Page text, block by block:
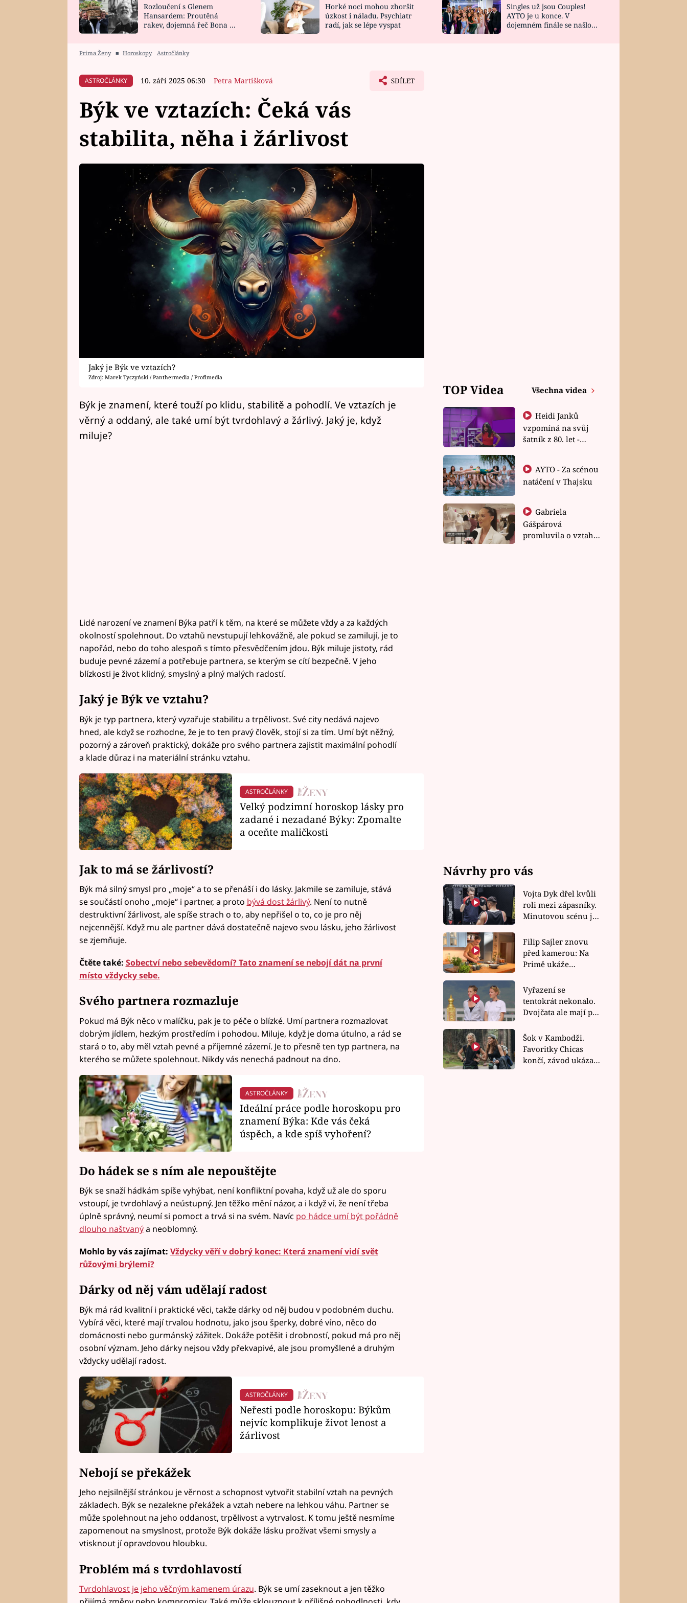
HOROSKOP NA
CELEBRITY
VAŘENÍ
NOVINKY
VIDEORECEPTY
ZAHRADA
DESIGN
Rozloučení s Glenem
Hansardem: Proutěná
rakev, dojemná řeč Bona a
Horké noci mohou zhoršit
úzkost i náladu. Psychiatr
radí, jak se lépe vyspat
Singles už jsou Couples!
AYTO je u konce. V
dojemném finále se našlo
Prima Ženy ■ Horoskopy Astročlánky
ASTROČLÁNKY 10. září 2025 06:30 Petra Martišková SDÍLET
Býk ve vztazích: Čeká vás
stabilita, něha i žárlivost
Jaký je Býk ve vztazích?
Zdroj: Marek Tyczyński / Panthermedia / Profimedia
Býk je znamení, které touží po klidu, stabilitě a pohodlí. Ve vztazích je
věrný a oddaný, ale také umí být tvrdohlavý a žárlivý. Jaký je, když
miluje?
Lidé narození ve znamení Býka patří k těm, na které se můžete vždy a za každých
okolností spolehnout. Do vztahů nevstupují lehkovážně, ale pokud se zamilují, je to
napořád, nebo do toho alespoň s tímto přesvědčením jdou. Býk miluje jistoty, rád
buduje pevné zázemí a potřebuje partnera, se kterým se cítí bezpečně. V jeho
blízkosti je život klidný, smyslný a plný malých radostí.
Jaký je Býk ve vztahu?
Býk je typ partnera, který vyzařuje stabilitu a trpělivost. Své city nedává najevo
hned, ale když se rozhodne, že je to ten pravý člověk, stojí si za tím. Umí být něžný,
pozorný a zároveň praktický, dokáže pro svého partnera zajistit maximální pohodlí
a klade důraz i na materiální stránku vztahu.
ASTROČLÁNKY
Velký podzimní horoskop lásky pro
zadané i nezadané Býky: Zpomalte
a oceňte maličkosti
Jak to má se žárlivostí?
Býk má silný smysl pro „moje“ a to se přenáší i do lásky. Jakmile se zamiluje, stává
se součástí onoho „moje“ i partner, a proto bývá dost žárlivý. Není to nutně
destruktivní žárlivost, ale spíše strach o to, aby nepřišel o to, co je pro něj
nejcennější. Když mu ale partner dává dostatečně najevo svou lásku, jeho žárlivost
se zjemňuje.
Čtěte také: Sobectví nebo sebevědomí? Tato znamení se nebojí dát na první
místo vždycky sebe.
Svého partnera rozmazluje
Pokud má Býk něco v malíčku, pak je to péče o blízké. Umí partnera rozmazlovat
dobrým jídlem, hezkým prostředím i pohodou. Miluje, když je doma útulno, a rád se
stará o to, aby měl vztah pevné a příjemné zázemí. Je to přesně ten typ partnera, na
kterého se můžete spolehnout. Nikdy vás nenechá padnout na dno.
ASTROČLÁNKY
Ideální práce podle horoskopu pro
znamení Býka: Kde vás čeká
úspěch, a kde spíš vyhoření?
Do hádek se s ním ale nepouštějte
Býk se snaží hádkám spíše vyhýbat, není konfliktní povaha, když už ale do sporu
vstoupí, je tvrdohlavý a neústupný. Jen těžko mění názor, a i když ví, že není třeba
úplně správný, neumí si pomoct a trvá si na svém. Navíc po hádce umí být pořádně
dlouho naštvanýa neoblomný.
Mohlo by vás zajímat: Vždycky věří v dobrý konec: Která znamení vidí svět
růžovými brýlemi?
Dárky od něj vám udělají radost
Býk má rád kvalitní i praktické věci, takže dárky od něj budou v podobném duchu.
Vybírá věci, které mají trvalou hodnotu, jako jsou šperky, dobré víno, něco do
domácnosti nebo gurmánský zážitek. Dokáže potěšit i drobností, pokud má pro něj
osobní význam. Jeho dárky nejsou vždy překvapivé, ale jsou promyšlené a druhým
vždycky udělají radost.
ASTROČLÁNKY
Neřesti podle horoskopu: Býkům
nejvíc komplikuje život lenost a
žárlivost
Nebojí se překážek
Jeho nejsilnější stránkou je věrnost a schopnost vytvořit stabilní vztah na pevných
základech. Býk se nezalekne překážek a vztah nebere na lehkou váhu. Partner se
může spolehnout na jeho oddanost, trpělivost a vytrvalost. K tomu ještě nesmíme
zapomenout na smyslnost, protože Býk dokáže lásku prožívat všemi smysly a
vtisknout jí opravdovou hloubku.
Problém má s tvrdohlavostí
Tvrdohlavost je jeho věčným kamenem úrazu. Býk se umí zaseknout a jen těžko
TOP Videa Všechna videa
Heidi Janků
vzpomíná na svůj
šatník z 80. let -
natáčení v Thajsku
Gabriela
Gášpárová
promluvila o vztahu
Návrhy pro vás
Vojta Dyk dřel kvůli
roli mezi zápasníky.
Minutovou scénu jel
Filip Sajler znovu
před kamerou: Na
Primě ukáže
rychlé recepty
Vyřazení se
tentokrát nekonalo.
Dvojčata ale mají po
závodu nůž na krku
Šok v Kambodži.
Favoritky Chicas
končí, závod ukázal